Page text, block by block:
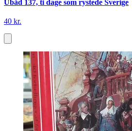
Ubåd 137, ti dage som rystede Sverige
40 kr.